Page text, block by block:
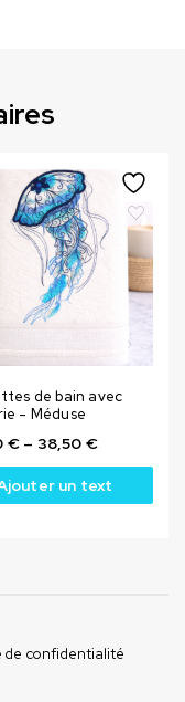
de bain avec
- Méduse
€– 38,50 €
un text
de confidentialité